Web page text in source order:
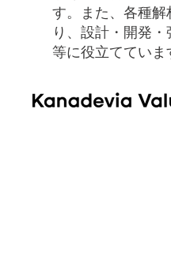
す。また、各種
り、設計・開発
等に役立てていま